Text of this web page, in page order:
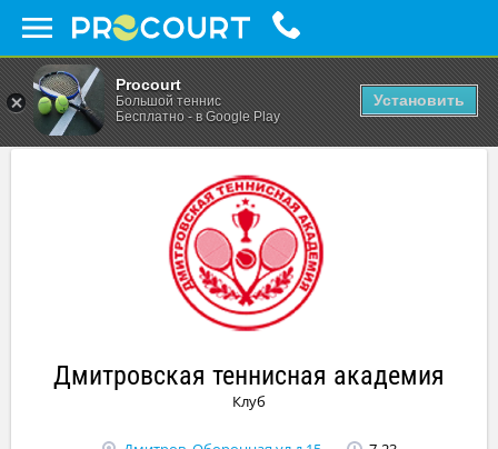
Procourt
Большой теннис
Бесплатно - в Google Play
Установить
Дмитровская теннисная академия
Клуб